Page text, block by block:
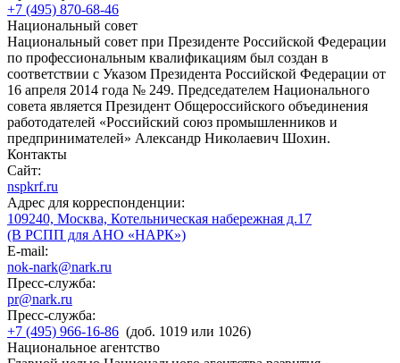
+7 (495) 870-68-46
Национальный совет
Национальный совет при Президенте Российской Федерации
по профессиональным квалификациям был создан в
соответствии с Указом Президента Российской Федерации от
16 апреля 2014 года № 249. Председателем Национального
совета является Президент Общероссийского объединения
работодателей «Российский союз промышленников и
предпринимателей» Александр Николаевич Шохин.
Контакты
Сайт:
nspkrf.ru
Адрес для корреспонденции:
109240, Москва, Котельническая набережная д.17
(В РСПП для АНО «НАРК»)
E-mail:
nok-nark@nark.ru
Пресс-служба:
pr@nark.ru
Пресс-служба:
+7 (495) 966-16-86 (доб. 1019 или 1026)
Национальное агентство